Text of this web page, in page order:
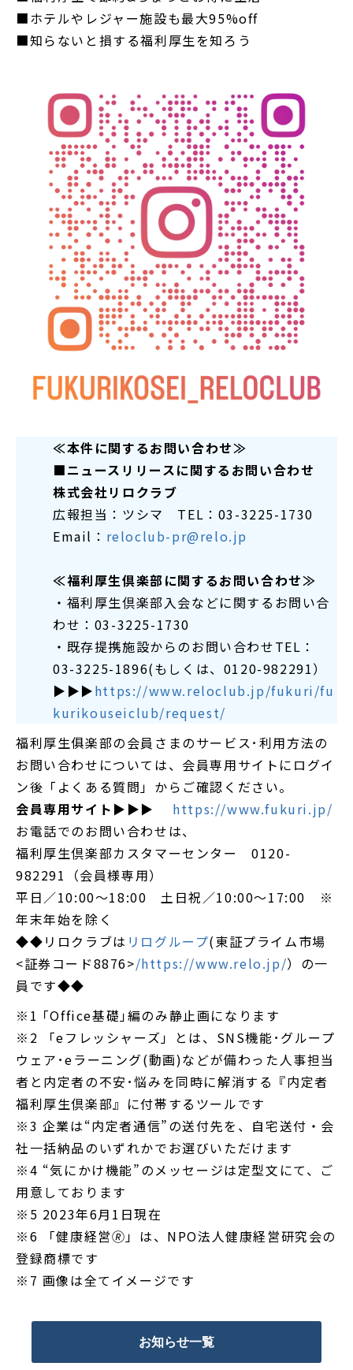
■ホテルやレジャー施設も最大95%off
■知らないと損する福利厚生を知ろう
≪本件に関するお問い合わせ≫
■ニュースリリースに関するお問い合わせ
株式会社リロクラブ
広報担当：ツシマ TEL：03-3225-1730
Email： reloclub-pr@relo.jp
≪福利厚生倶楽部に関するお問い合わせ≫
・福利厚生倶楽部入会などに関するお問い合
わせ：03-3225-1730
・既存提携施設からのお問い合わせTEL：
03-3225-1896(もしくは、0120-982291）
▶▶▶https://www.reloclub.jp/fukuri/fu
kurikouseiclub/request/
福利厚生俱楽部の会員さまのサービス･利用方法の
お問い合わせについては、会員専用サイトにログイ
ン後「よくある質問」からご確認ください。
会員専用サイト ▶▶▶ https://www.fukuri.jp/
お電話でのお問い合わせは、
福利厚生倶楽部カスタマーセンター 0120-
982291（会員様専用）
平日／10:00～18:00 土日祝／10:00～17:00 ※
年末年始を除く
◆◆リロクラブは リログループ(東証プライム市場
<証券コード8876>/https://www.relo.jp/）の一
員です◆◆
※1 ｢Office基礎｣編のみ静止画になります
※2 「eフレッシャーズ」とは、SNS機能･グループ
ウェア･eラーニング(動画)などが備わった人事担当
者と内定者の不安･悩みを同時に解消する『内定者
福利厚生倶楽部』に付帯するツールです
※3 企業は“内定者通信”の送付先を、自宅送付・会
社一括納品のいずれかでお選びいただけます
※4 “気にかけ機能”のメッセージは定型文にて、ご
用意しております
※5 2023年6月1日現在
※6 「健康経営🄬」は、NPO法人健康経営研究会の
登録商標です
※7 画像は全てイメージです
お知らせ一覧